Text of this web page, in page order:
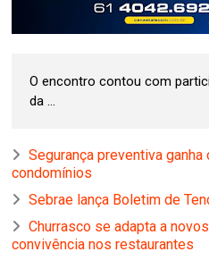
O encontro contou com
da ...
Segurança preventiva
condomínios
Sebrae lança Boletim de
Churrasco se adapta a
convivência nos restaurantes